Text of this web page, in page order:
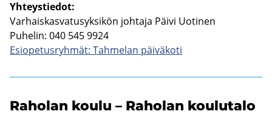
Yh­teys­tie­dot:
Var­hais­kas­va­tusyk­si­kön joh­ta­ja Päivi Uo­ti­nen
Pu­he­lin: 040 545 9924
Esio­pe­tus­ryh­mät: Tah­me­lan päi­vä­ko­ti
Ra­ho­lan koulu – Ra­ho­lan kou­lu­ta­lo